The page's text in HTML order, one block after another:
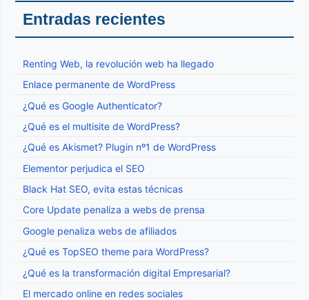
Entradas recientes
Renting Web, la revolución web ha llegado
Enlace permanente de WordPress
¿Qué es Google Authenticator?
¿Qué es el multisite de WordPress?
¿Qué es Akismet? Plugin nº1 de WordPress
Elementor perjudica el SEO
Black Hat SEO, evita estas técnicas
Core Update penaliza a webs de prensa
Google penaliza webs de afiliados
¿Qué es TopSEO theme para WordPress?
¿Qué es la transformación digital Empresarial?
El mercado online en redes sociales